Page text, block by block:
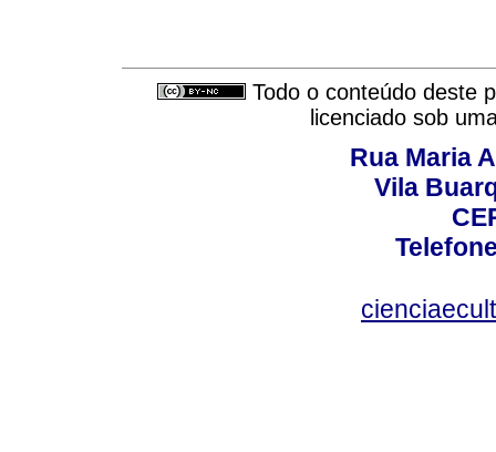
Todo o conteúdo deste
licenciado sob
Rua Maria
Vila